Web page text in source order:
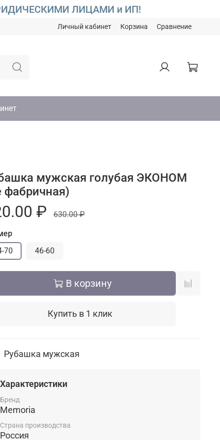
ЛИЦАМИ и ИП!
Личный кабинет Корзина Сравнение
мужская голубая ЭКОНОМ
фабричная)
₽ 630.00 ₽
70
46-60
В корзину
Купить в 1 клик
Рубашка мужская
Характеристики
Бренд
Memoria
Страна производства
Россия